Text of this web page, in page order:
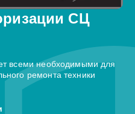
СЦ
всеми необходимыми для
ремонта техники